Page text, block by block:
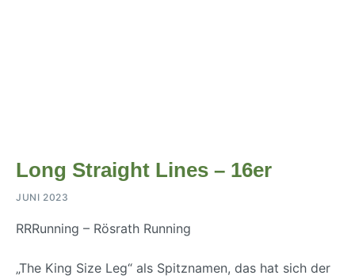
Long Straight Lines – 16er
JUNI 2023
RRRunning – Rösrath Running
„The King Size Leg“ als Spitznamen, das hat sich der